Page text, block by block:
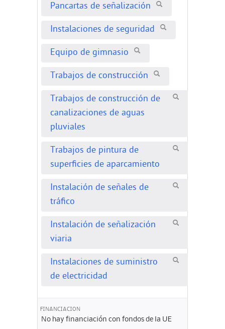
Pancartas de señalización
Instalaciones de seguridad
Equipo de gimnasio
Trabajos de construcción
Trabajos de construcción de
canalizaciones de aguas
pluviales
Trabajos de pintura de
superficies de aparcamiento
Instalación de señales de
tráfico
Instalación de señalización
viaria
Instalaciones de suministro
de electricidad
FINANCIACION
No hay financiación con fondos de la UE